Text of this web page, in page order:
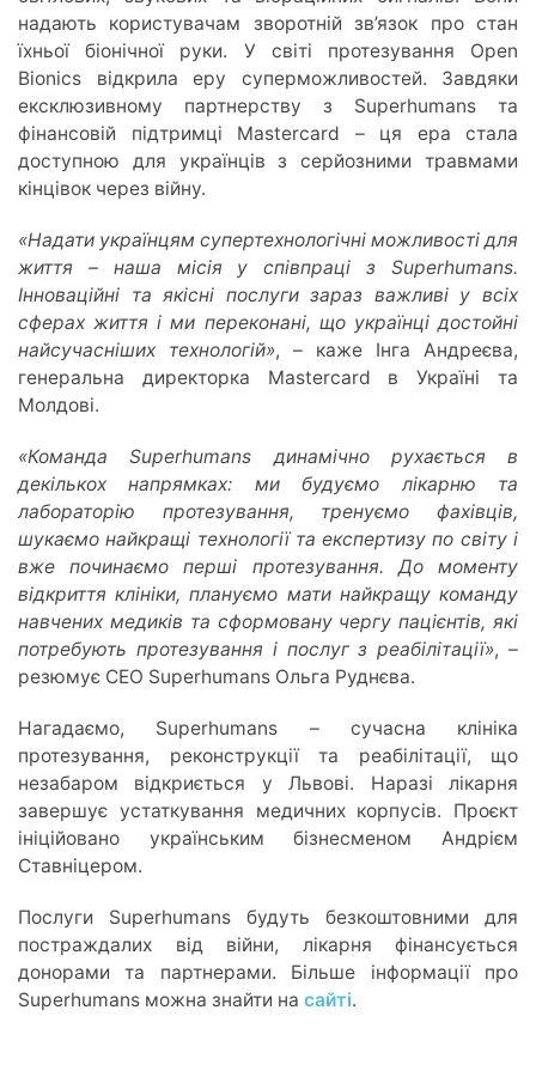
надають користувачам зворотній зв’язок про стан
їхньої біонічної руки. У світі протезування Open
Bionics відкрила еру суперможливостей. Завдяки
ексклюзивному партнерству з Superhumans та
фінансовій підтримці Mastercard – ця ера стала
доступною для українців з серйозними травмами
кінцівок через війну.
«Надати українцям супертехнологічні можливості для
життя – наша місія у співпраці з Superhumans.
Інноваційні та якісні послуги зараз важливі у всіх
сферах життя і ми переконані, що українці достойні
найсучасніших технологій», – каже Інга Андреєва,
генеральна директорка Mastercard в Україні та
Молдові.
«Команда Superhumans динамічно рухається в
декількох напрямках: ми будуємо лікарню та
лабораторію протезування, тренуємо фахівців,
шукаємо найкращі технології та експертизу по світу і
вже починаємо перші протезування.
До моменту
відкриття клініки, плануємо мати найкращу команду
навчених медиків та сформовану чергу пацієнтів, які
потребують протезування і послуг з реабілітації», –
резюмує СЕО Superhumans Ольга Руднєва.
Нагадаємо, Superhumans – сучасна клініка
протезування, реконструкції та реабілітації, що
незабаром відкриється у Львові. Наразі лікарня
завершує устаткування медичних корпусів. Проєкт
ініційовано українським бізнесменом Андрієм
Ставніцером.
Послуги Superhumans будуть безкоштовними для
постраждалих від війни, лікарня фінансується
донорами та партнерами. Більше інформації про
Superhumans можна знайти на сайті.